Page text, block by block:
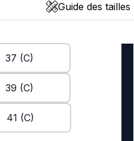
Guide des tailles
37 (C)
39 (C)
41 (C)